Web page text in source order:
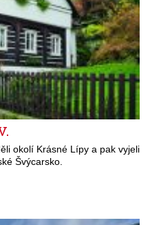
okolí Krásné Lípy a pak vyjeli
Švýcarsko.